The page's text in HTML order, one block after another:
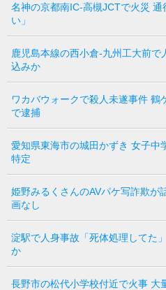
名神の京都南IC-高槻JCTで火災
い」
鹿児島本線の西小倉-九州工大前
込みか
ワカバウォークで殺人未遂事件 鶴
で逮捕
愛知県東海市の城田かずき 女子中
特定
姫野みるくさんのAVパケ写詐欺が
画なし
淀駅で人身事故「死体処理してた
か
長野市の松代小学校付近で火事 大